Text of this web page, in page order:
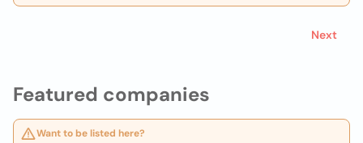
Featured companies
Want to be listed here?
Next